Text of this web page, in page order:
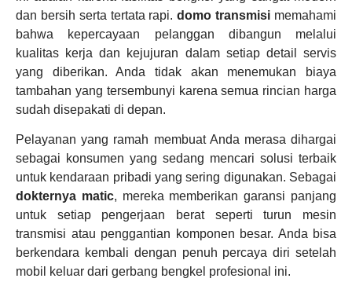
dan bersih serta tertata rapi.domo transmisi memahami
bahwa kepercayaan pelanggan dibangun melalui
kualitas kerja dan kejujuran dalam setiap detail servis
yang diberikan. Anda tidak akan menemukan biaya
tambahan yang tersembunyi karena semua rincian harga
sudah disepakati di depan.
Pelayanan yang ramah membuat Anda merasa dihargai
sebagai konsumen yang sedang mencari solusi terbaik
untuk kendaraan pribadi yang sering digunakan. Sebagai
dokternya matic, mereka memberikan garansi panjang
untuk setiap pengerjaan berat seperti turun mesin
transmisi atau penggantian komponen besar. Anda bisa
berkendara kembali dengan penuh percaya diri setelah
mobil keluar dari gerbang bengkel profesional ini.